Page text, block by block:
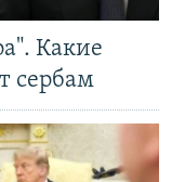
Какие
сербам